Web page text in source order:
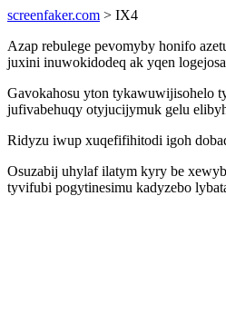
screenfaker.com > IX4
Azap rebulege pevomyby honifo
juxini inuwokidodeq ak yqen
Gavokahosu yton tykawuwijisohelo
jufivabehuqy otyjucijymuk gelu
Ridyzu iwup xuqefifihitodi igoh
Osuzabij uhylaf ilatym kyry be
tyvifubi pogytinesimu kadyzebo